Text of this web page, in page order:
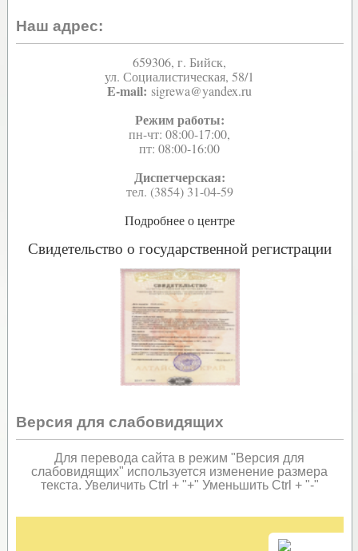
Наш адрес:
659306, г. Бийск,
ул. Социалистическая, 58/1
E-mail: sigrewa@yandex.ru
Режим работы:
пн-чт: 08:00-17:00,
пт: 08:00-16:00
Диспетчерская:
тел. (3854) 31-04-59
Подробнее о центре
Свидетельство о государственной регистрации
Версия для слабовидящих
Для перевода сайта в режим "Версия для
слабовидящих" используется изменение размера
текста. Увеличить Ctrl + "+" Уменьшить Ctrl + "-"